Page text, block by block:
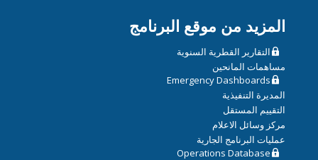
المزيد من موقع البرنامج
التقارير القطرية السنوية
مساهمات المانحين
Emergency Dashboards
المديرة التنفيذية
التقييم المستقل
مركز وسائل الاعلام
عمليات البرنامج الجارية
Operations Database